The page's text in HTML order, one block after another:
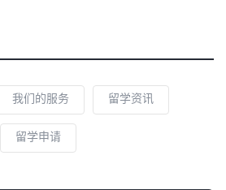
我们的服务 留学资讯
留学申请